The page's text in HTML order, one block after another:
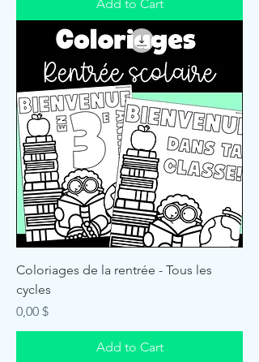
Add to Cart
Coloriages de la rentrée - Tous les
cycles
Price
0,00 $
Add to Cart